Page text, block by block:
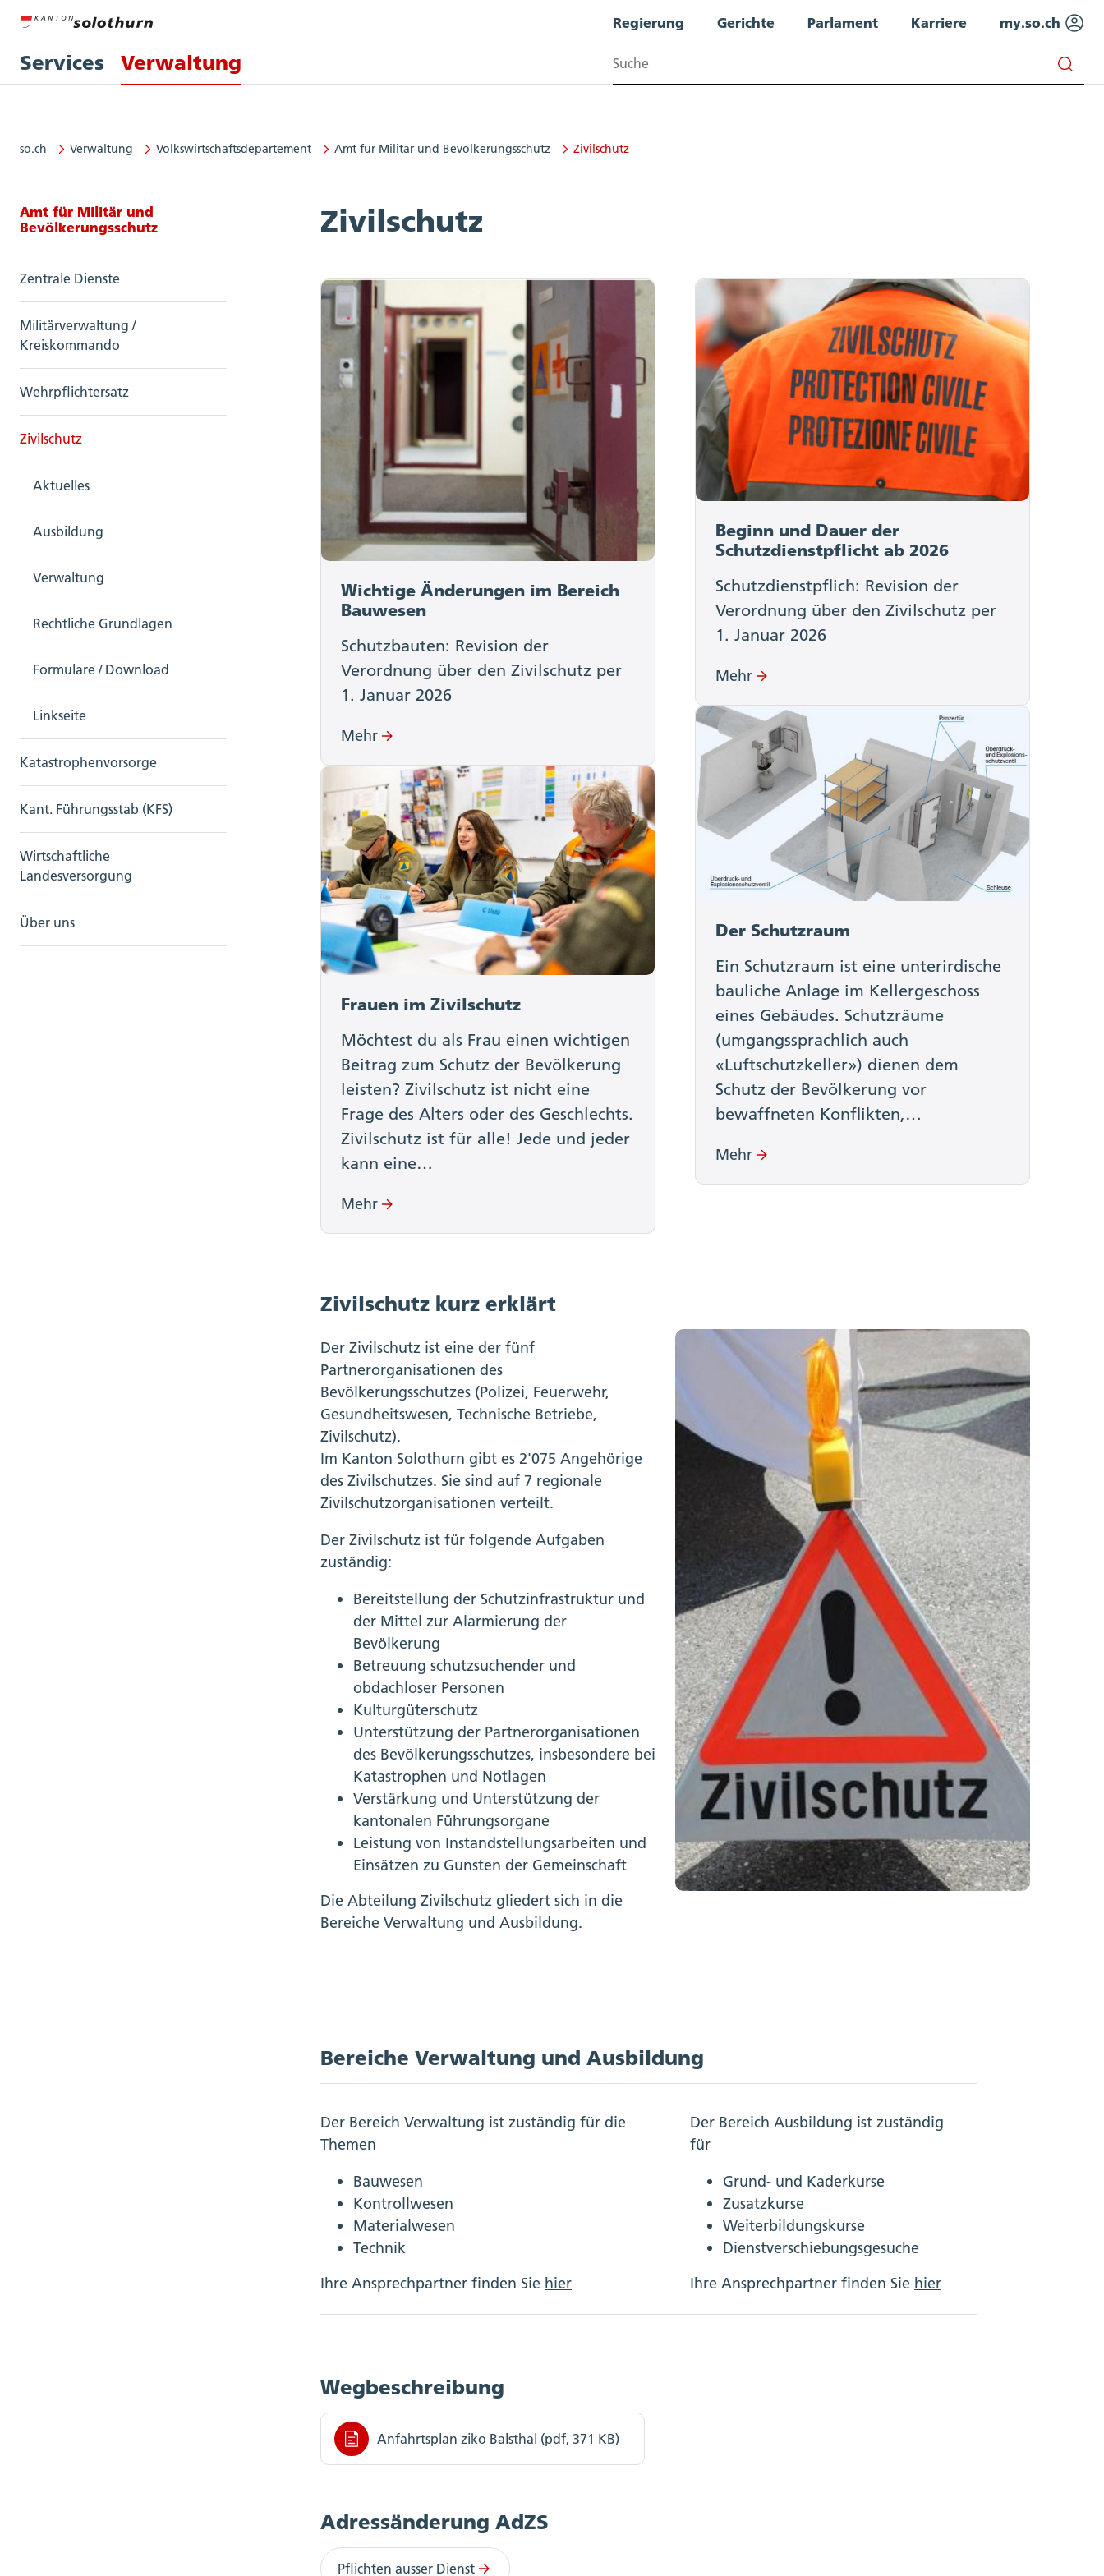
Services Verwaltung
Regierung Gerichte Parlament Karriere my.so.ch
Suchen
so.ch Verwaltung Volkswirtschaftsdepartement Amt für Militär und Bevölkerungsschutz Zivilschutz
Seitennavigation: Amt für Militär und Bevölkerungsschutz
Amt für Militär und
Bevölkerungsschutz
Zentrale Dienste
Militärverwaltung /
Kreiskommando
Wehrpflichtersatz
Zivilschutz
Aktuelles
Ausbildung
Verwaltung
Rechtliche Grundlagen
Formulare / Download
Linkseite
Katastrophenvorsorge
Kant. Führungsstab (KFS)
Wirtschaftliche
Landesversorgung
Über uns
Zivilschutz
Wichtige Änderungen im Bereich
Bauwesen
Schutzbauten: Revision der
Verordnung über den Zivilschutz per
1. Januar 2026
Mehr
Frauen im Zivilschutz
Möchtest du als Frau einen wichtigen
Beitrag zum Schutz der Bevölkerung
leisten? Zivilschutz ist nicht eine
Frage des Alters oder des Geschlechts.
Zivilschutz ist für alle! Jede und jeder
kann eine…
Mehr
Beginn und Dauer der
Schutzdienstpflicht ab 2026
Schutzdienstpflich: Revision der
Verordnung über den Zivilschutz per
1. Januar 2026
Mehr
Der Schutzraum
Ein Schutzraum ist eine unterirdische
bauliche Anlage im Kellergeschoss
eines Gebäudes. Schutzräume
(umgangssprachlich auch
«Luftschutzkeller») dienen dem
Schutz der Bevölkerung vor
bewaffneten Konflikten,…
Mehr
Zivilschutz kurz erklärt
Der Zivilschutz ist eine der fünf
Partnerorganisationen des
Bevölkerungsschutzes (Polizei, Feuerwehr,
Gesundheitswesen, Technische Betriebe,
Zivilschutz).
Im Kanton Solothurn gibt es 2'075 Angehörige
des Zivilschutzes. Sie sind auf 7 regionale
Zivilschutzorganisationen verteilt.
Der Zivilschutz ist für folgende Aufgaben
zuständig:
Bereitstellung der Schutzinfrastruktur und
der Mittel zur Alarmierung der
Bevölkerung
Betreuung schutzsuchender und
obdachloser Personen
Kulturgüterschutz
Unterstützung der Partnerorganisationen
des Bevölkerungsschutzes, insbesondere bei
Katastrophen und Notlagen
Verstärkung und Unterstützung der
kantonalen Führungsorgane
Leistung von Instandstellungsarbeiten und
Einsätzen zu Gunsten der Gemeinschaft
Die Abteilung Zivilschutz gliedert sich in die
Bereiche Verwaltung und Ausbildung.
Bereiche Verwaltung und Ausbildung
Der Bereich Verwaltung ist zuständig für die
Themen
Bauwesen
Kontrollwesen
Materialwesen
Technik
Ihre Ansprechpartner finden Sie hier
Der Bereich Ausbildung ist zuständig
für
Grund- und Kaderkurse
Zusatzkurse
Weiterbildungskurse
Dienstverschiebungsgesuche
Ihre Ansprechpartner finden Sie hier
Wegbeschreibung
Anfahrtsplan ziko Balsthal (pdf, 371 KB)
Adressänderung AdZS
Pflichten ausser Dienst